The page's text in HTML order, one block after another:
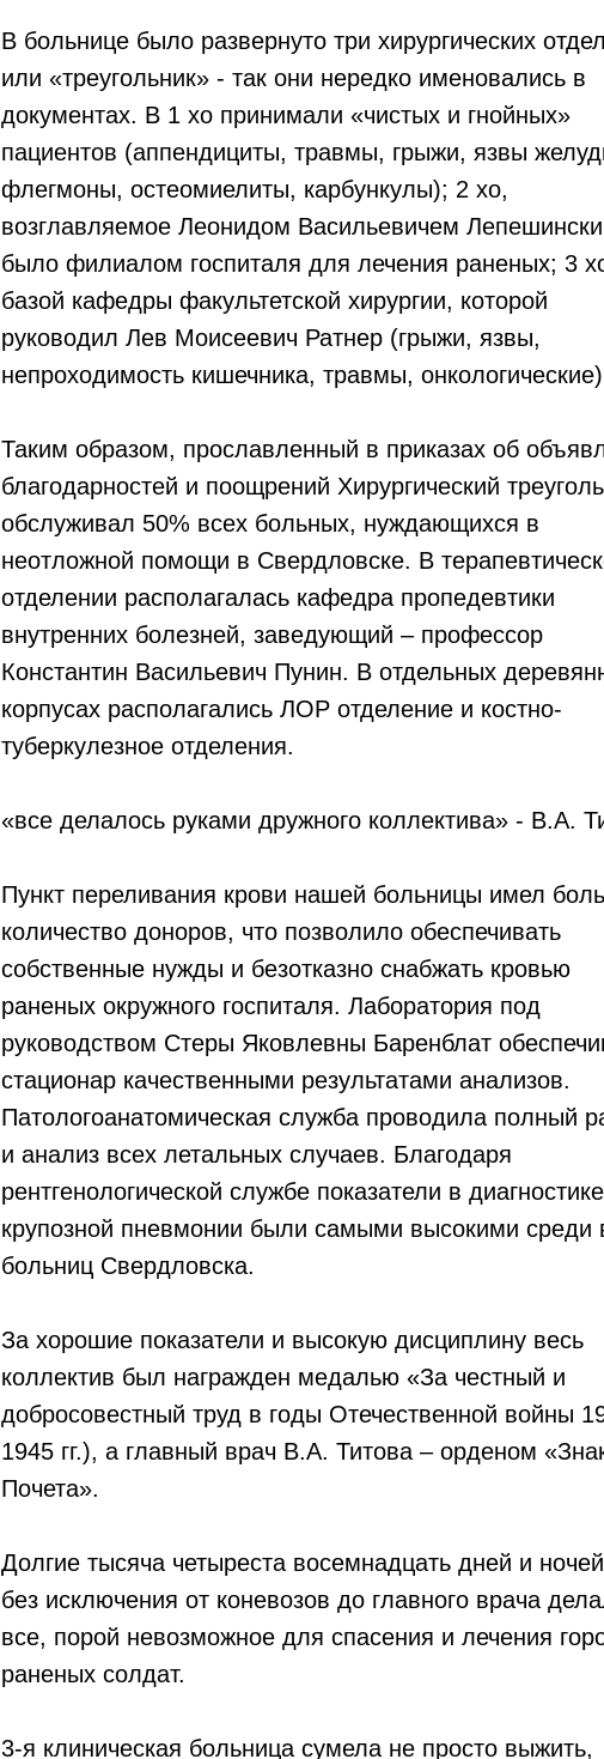
В больнице было развернуто три хирургических
или «треугольник» - так они нередко именовались в
документах. В 1 хо принимали «чистых и гнойных»
пациентов (аппендициты, травмы, грыжи, язвы
флегмоны, остеомиелиты, карбункулы); 2 хо,
возглавляемое Леонидом Васильевичем
было филиалом госпиталя для лечения раненых; 3
базой кафедры факультетской хирургии, которой
руководил Лев Моисеевич Ратнер (грыжи, язвы,
непроходимость кишечника, травмы,
Таким образом, прославленный в приказах об
благодарностей и поощрений Хирургический
обслуживал 50% всех больных, нуждающихся в
неотложной помощи в Свердловске. В
отделении располагалась кафедра пропедевтики
внутренних болезней, заведующий – профессор
Константин Васильевич Пунин. В отдельных
корпусах располагались ЛОР отделение и костно-
туберкулезное отделения.
«все делалось руками дружного коллектива» - В.А.
Пункт переливания крови нашей больницы имел
количество доноров, что позволило обеспечивать
собственные нужды и безотказно снабжать кровью
раненых окружного госпиталя. Лаборатория под
руководством Стеры Яковлевны Баренблат
стационар качественными результатами анализов.
Патологоанатомическая служба проводила полный
и анализ всех летальных случаев. Благодаря
рентгенологической службе показатели в диагностике
крупозной пневмонии были самыми высокими среди
больниц Свердловска.
За хорошие показатели и высокую дисциплину весь
коллектив был награжден медалью «За честный и
добросовестный труд в годы Отечественной войны
1945 гг.), а главный врач В.А. Титова – орденом
Почета».
Долгие тысяча четыреста восемнадцать дней и
без исключения от коневозов до главного врача
все, порой невозможное для спасения и лечения
раненых солдат.
3-я клиническая больница сумела не просто выжить,